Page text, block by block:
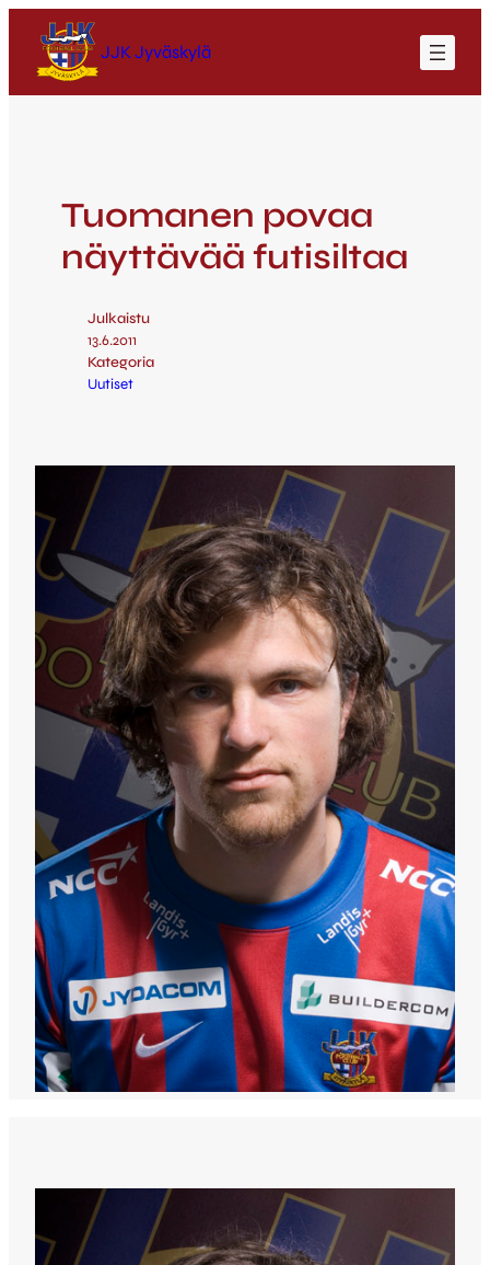
JJK Jyväskylä
Tuomanen povaa
näyttävää futisiltaa
Julkaistu
13.6.2011
Kategoria
Uutiset